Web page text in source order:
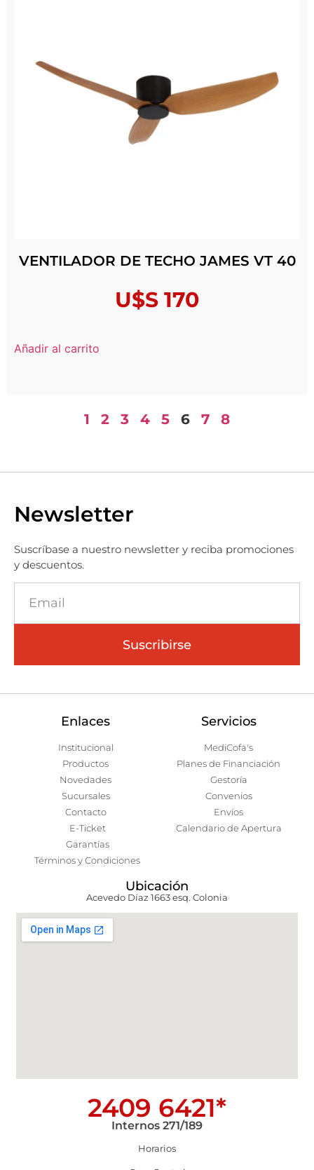
VENTILADOR DE TECHO JAMES VT 40
U$S 170
Añadir al carrito
1 2 3 4 5 6 7 8
Newsletter
Suscríbase a nuestro newsletter y reciba promociones
y descuentos.
Suscribirse
Enlaces
Institucional
Productos
Novedades
Sucursales
Contacto
E-Ticket
Garantías
Términos y Condiciones
Servicios
MediCofa's
Planes de Financiación
Gestoría
Convenios
Envíos
Calendario de Apertura
Ubicación
Acevedo Díaz 1663 esq. Colonia
2409 6421*
Internos 271/189
Horarios